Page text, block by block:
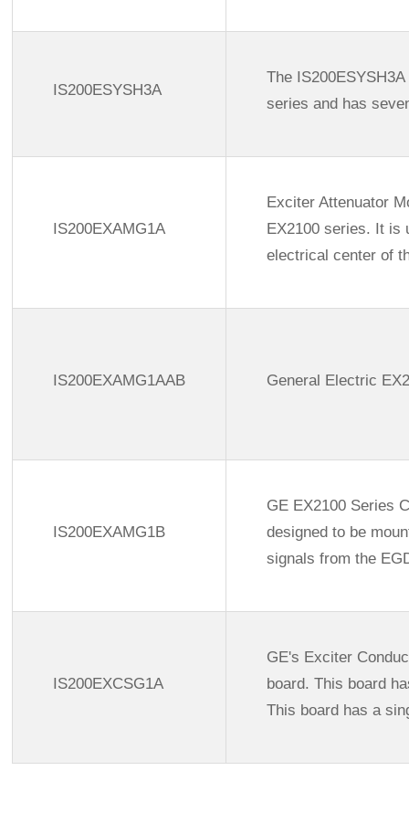
IS200ESYSH3A
The
series and has
IS200EXAMG1A
Exciter Attenuator
EX2100 series. It is
electrical center of
IS200EXAMG1AAB General Electric
IS200EXAMG1B
GE EX2100 Series
designed to be
signals from the
IS200EXCSG1A
GE's Exciter
board. This board
This board has a